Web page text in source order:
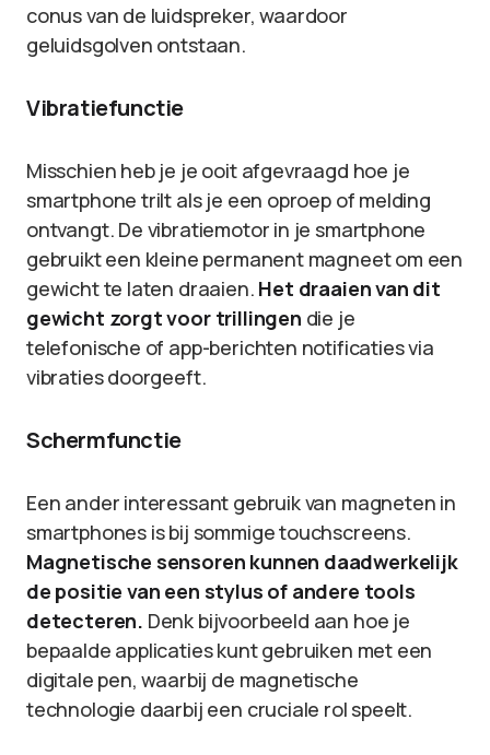
conus van de luidspreker, waardoor
geluidsgolven ontstaan.
Vibratiefunctie
Misschien heb je je ooit afgevraagd hoe je
smartphone trilt als je een oproep of melding
ontvangt. De vibratiemotor in je smartphone
gebruikt een kleine permanent magneet om een
gewicht te laten draaien. Het draaien van dit
gewicht zorgt voor trillingen die je
telefonische of app-berichten notificaties via
vibraties doorgeeft.
Schermfunctie
Een ander interessant gebruik van magneten in
smartphones is bij sommige touchscreens.
Magnetische sensoren kunnen daadwerkelijk
de positie van een stylus of andere tools
detecteren. Denk bijvoorbeeld aan hoe je
bepaalde applicaties kunt gebruiken met een
digitale pen, waarbij de magnetische
technologie daarbij een cruciale rol speelt.